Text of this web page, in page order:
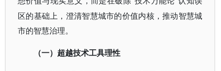
区的基础上，澄清智慧城市的价值内核，推动智慧城
市的智慧治理。
（一）超越技术工具理性